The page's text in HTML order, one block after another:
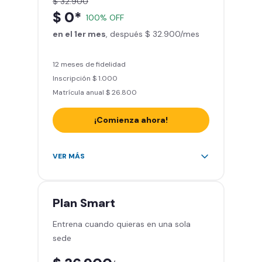
Actívate y baila
Acceso a todas las áreas del
gimnasio - peso libre, peso
grupales
$ 0* 100% OFF
en el 1er mes , después $ 32.900/mes
12 meses de fidelidad
Inscripción $ 1.000
Matrícula anual $ 26.800
¡Comienza ahora!
Acceso a más de 2.000 gimnasios
1 Pase VIP de 15 días para un amigo
Smart Fit app – Tu plan de
entrenamiento personalizado
VER MÁS
Plan Smart
Entrena cuando quieras en una sola
sede